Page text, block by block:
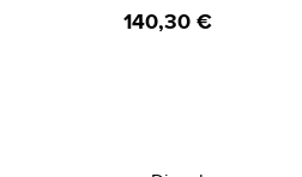
140,30 €